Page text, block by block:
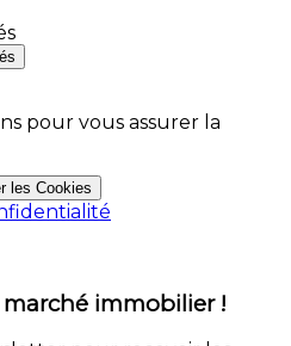
pour vous assurer la
les Cookies
immobilier !